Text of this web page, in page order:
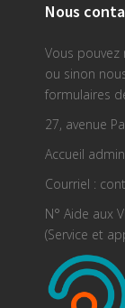
Nous
Vous
ou sinon
formulaires
27, avenue
Accueil
Courriel :
N° Aide aux
(Service et